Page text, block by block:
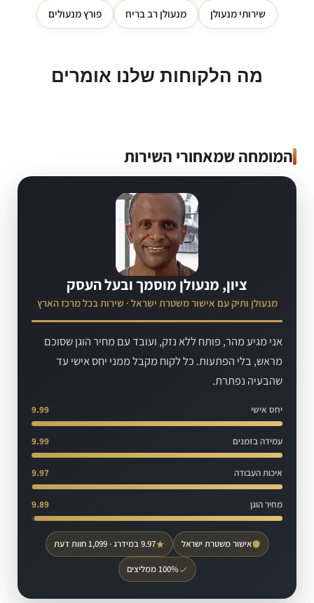
שירותי מנעולן מנעולן רב בריח פורץ מנעולים
מה הלקוחות שלנו אומרים
המומחה שמאחורי השירות
ציון, מנעולן מוסמך ובעל העסק
מנעולן ותיק עם אישור משטרת ישראל · שירות בכל מרכז הארץ
אני מגיע מהר, פותח ללא נזק, ועובד עם מחיר הוגן שסוכם
מראש, בלי הפתעות. כל לקוח מקבל ממני יחס אישי עד
שהבעיה נפתרת.
יחס אישי 9.99
עמידה בזמנים 9.99
איכות העבודה 9.97
מחיר הוגן 9.89
אישור משטרת ישראל 9.97 במידרג · 1,099 חוות דעת
100% ממליצים